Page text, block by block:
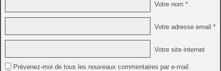
Votre nom *
Votre adresse email *
Votre site internet
Prévenez-moi de tous les nouveaux commentaires par e-mail.